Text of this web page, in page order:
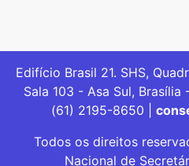
Edifício Brasil 21. SHS,
Sala 103 - Asa Sul, Brasília
(61) 2195-8650 |
Todos os direitos
Nacional de